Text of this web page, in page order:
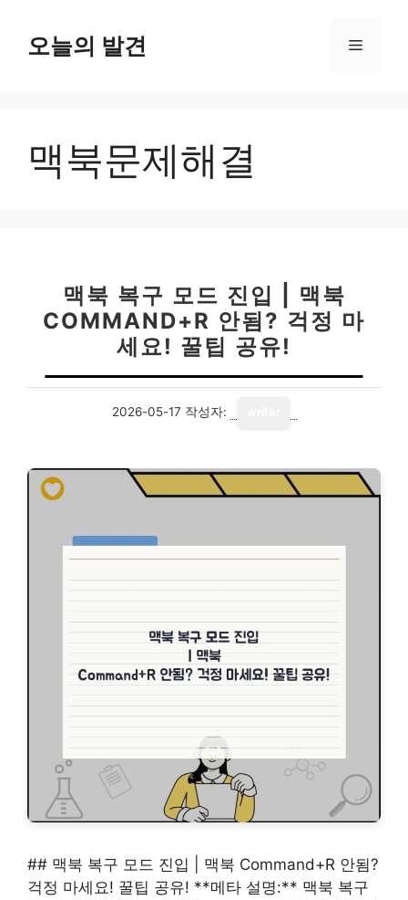
오늘의 발견 메
맥북문제해결
맥북 복구 모드 진입 | 맥북
COMMAND+R 안됨? 걱정 마
세요! 꿀팁 공유!
2026-05-17 작성자:
## 맥북 복구 모드 진입 | 맥북 Command+R 안됨?
걱정 마세요! 꿀팁 공유! **메타 설명:** 맥북 복구